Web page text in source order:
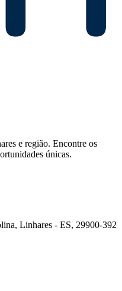
e região. Encontre os
únicas.
Linhares - ES, 29900-392